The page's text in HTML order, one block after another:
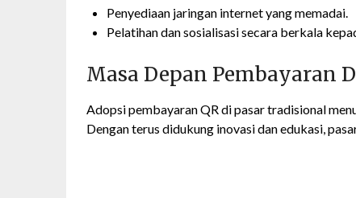
Penyediaan jaringan internet yang memadai.
Pelatihan dan sosialisasi secara berkala
Masa Depan Pembayaran
Adopsi pembayaran QR di pasar tradisional
Dengan terus didukung inovasi dan edukasi,